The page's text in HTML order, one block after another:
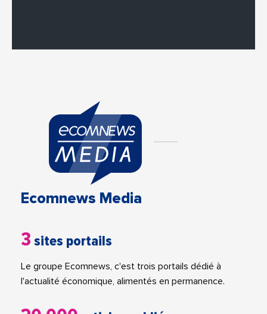
Ecomnews Media
3 sites portails
Le groupe Ecomnews, c'est trois portails dédié à
l'actualité économique, alimentés en permanence.